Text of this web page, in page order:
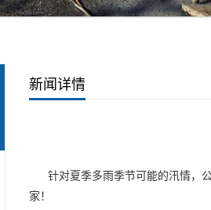
新闻详情
针对夏季多雨季节可能的汛情，公
家！